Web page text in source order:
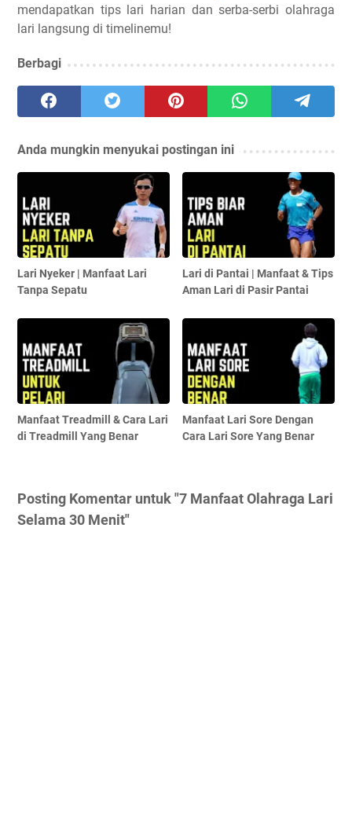
mendapatkan tips lari harian dan serba-serbi olahraga
lari langsung di timelinemu!
Berbagi
Anda mungkin menyukai postingan ini
Lari Nyeker | Manfaat Lari
Tanpa Sepatu
Lari di Pantai | Manfaat & Tips
Aman Lari di Pasir Pantai
Manfaat Treadmill & Cara Lari
di Treadmill Yang Benar
Manfaat Lari Sore Dengan
Cara Lari Sore Yang Benar
Posting Komentar untuk "7 Manfaat Olahraga Lari
Selama 30 Menit"